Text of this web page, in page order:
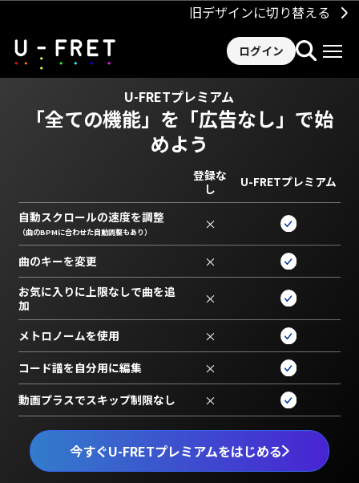
旧デザインに切り替える
ログイン
U-FRETプレミアム
「全ての機能」を 「広告なし」で始
めよう
今すぐU-FRETプレミアムをはじめる
登録な
し
U-FRETプレミアム
自動スクロールの速度を調整
（曲のBPMに合わせた自動調整もあり） ×
曲のキーを変更 ×
お気に入りに上限なしで曲を追
加
×
メトロノームを使用 ×
コード譜を自分用に編集 ×
動画プラスでスキップ制限なし ×